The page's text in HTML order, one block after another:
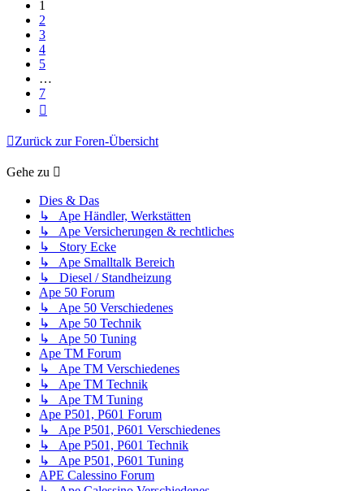
1
2
3
4
5
…
7
Zurück zur Foren-Übersicht
Gehe zu
Dies & Das
↳ Ape Händler, Werkstätten
↳ Ape Versicherungen & rechtliches
↳ Story Ecke
↳ Ape Smalltalk Bereich
↳ Diesel / Standheizung
Ape 50 Forum
↳ Ape 50 Verschiedenes
↳ Ape 50 Technik
↳ Ape 50 Tuning
Ape TM Forum
↳ Ape TM Verschiedenes
↳ Ape TM Technik
↳ Ape TM Tuning
Ape P501, P601 Forum
↳ Ape P501, P601 Verschiedenes
↳ Ape P501, P601 Technik
↳ Ape P501, P601 Tuning
APE Calessino Forum